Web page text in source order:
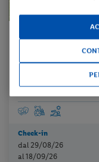
CAMPING VILLAGE
Check-in
dal 29/08/26
al 18/09/26